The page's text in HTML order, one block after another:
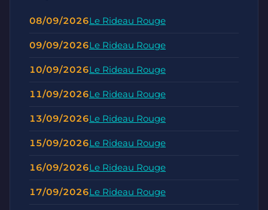
08/09/2026Le Rideau Rouge
09/09/2026Le Rideau Rouge
10/09/2026Le Rideau Rouge
11/09/2026Le Rideau Rouge
13/09/2026Le Rideau Rouge
15/09/2026Le Rideau Rouge
16/09/2026Le Rideau Rouge
17/09/2026Le Rideau Rouge